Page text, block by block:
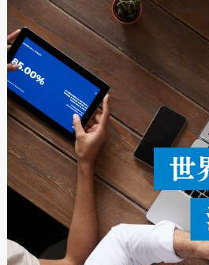
× 80°のノーマル
ードを切り替え
ることなく、単
うにします。遠
密度なスキャ […]